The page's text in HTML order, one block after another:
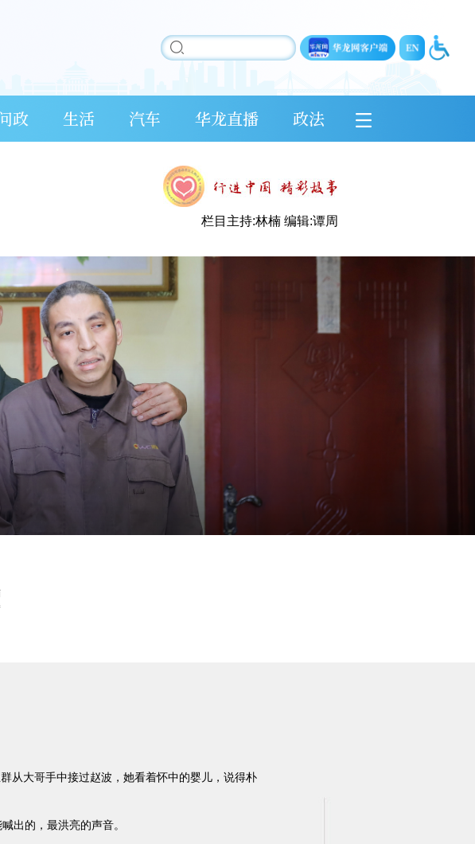
政 生活 汽车 华龙直播 政法
栏目主持:林楠 编辑:谭周
大哥手中接过赵波，她看着怀中的婴儿，说得朴
出的，最洪亮的声音。